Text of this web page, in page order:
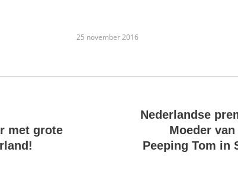
25 november 2016
met grote
post:
Nederlandse
Moeder
Peeping Tom in